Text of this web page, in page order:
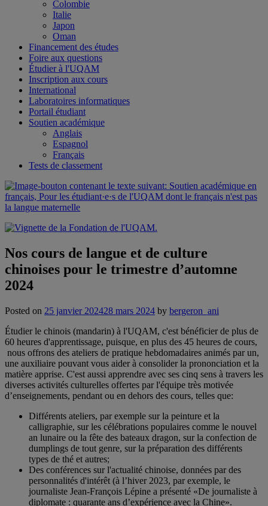
Colombie
Italie
Japon
Oman
Financement des études
Foire aux questions
Étudier à l'UQAM
Inscription aux cours
International
Laboratoires informatiques
Portail étudiant
Soutien académique
Anglais
Espagnol
Français
Tests de classement
Nos cours de langue et de culture
chinoises pour le trimestre d’automne
2024
Posted on 25 janvier 202428 mars 2024 by bergeron_ani
Étudier le chinois (mandarin) à l'UQAM, c'est bénéficier de plus de
60 heures d'apprentissage, puisque, en plus des 45 heures de cours,
nous offrons des ateliers de pratique hebdomadaires animés par un,
une auxiliaire pouvant vous aider à consolider la prononciation et la
matière apprise. C'est aussi apprendre avec ses cinq sens à travers les
diverses activités culturelles offertes par l'équipe très motivée
d’enseignements, pendant ou en dehors des cours, telles que:
Différents ateliers, par exemple sur la peinture et la
calligraphie, sur les célébrations populaires comme le nouvel
an lunaire ou la fête des bateaux dragon, sur la confection de
dumplings de tout genre, sur la préparation des différents
types de thé et autres;
Des conférences sur l'actualité chinoise, données par des
personnalités d'intérêt (à l’hiver 2023, par exemple, le
journaliste Jean-François Lépine a présenté «De journaliste à
diplomate : quarante ans d’expérience avec la Chine».